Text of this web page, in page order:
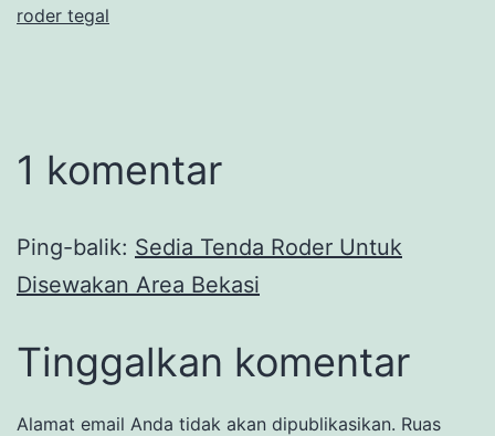
roder tegal
1 komentar
Ping-balik: Sedia Tenda Roder Untuk
Disewakan Area Bekasi
Tinggalkan komentar
Alamat email Anda tidak akan dipublikasikan. Ruas